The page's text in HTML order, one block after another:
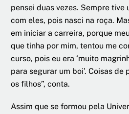
pensei duas vezes. Sempre tive
com eles, pois nasci na roça.
em iniciar a carreira, porque
que tinha por mim, tentou me
curso, pois eu era ‘muito
para segurar um boi’. Coisas
os filhos”, conta.
Assim que se formou pela